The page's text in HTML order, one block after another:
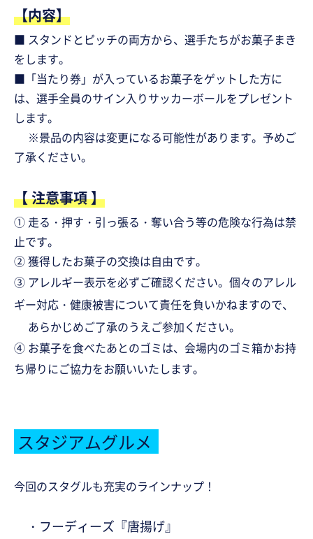
【内容】
■ スタンドとピッチの両方から、選手たちがお菓子まき
をします。
■「当たり券」が入っているお菓子をゲットした方に
は、選手全員のサイン入りサッカーボールをプレゼント
します。
※景品の内容は変更になる可能性があります。予めご
了承ください。
【 注意事項 】
① 走る・押す・引っ張る・奪い合う等の危険な行為は禁
止です。
② 獲得したお菓子の交換は自由です。
③ アレルギー表示を必ずご確認ください。 個々のアレル
ギー対応・健康被害について責任を負いかねますので、
あらかじめご了承のうえご参加ください。
④ お菓子を食べたあとのゴミは、会場内のゴミ箱かお持
ち帰りにご協力をお願いいたします。
スタジアムグルメ
今回のスタグルも充実のラインナップ！
・フーディーズ『唐揚げ』